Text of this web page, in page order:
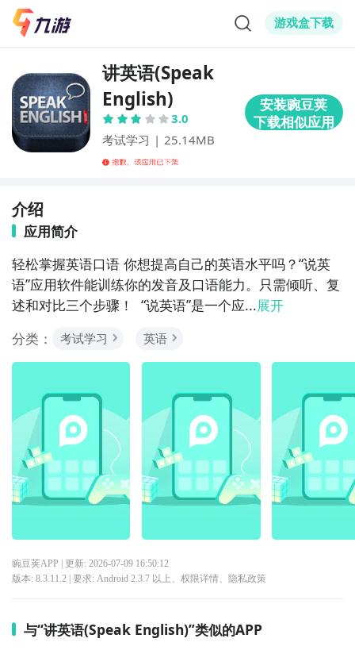
游戏盒下载
讲英语(Speak
English)
3.0
考试学习 | 25.14MB
介绍
应用简介
轻松掌握英语口语 你想提高自己的英语水平吗？“说英
语”应用软件能训练你的发音及口语能力。只需倾听、复
述和对比三个步骤！  “说英语”是一个应...展开
分类：
考试学习 英语
豌豆荚APP | 更新: 2026-07-09 16:50:12
版本: 8.3.11.2| 要求: Android 2.3.7 以上、 权限详情、 隐私政策
与“讲英语(Speak English)”类似的APP